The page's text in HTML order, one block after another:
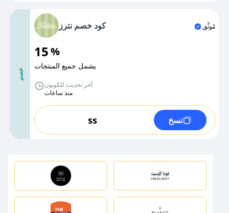
خصم
كود خصم نترز مُوثَّق
15%
يشمل جميع المنتجات
آخر تحديث للكوبون
منذ ساعات
ss نسخ